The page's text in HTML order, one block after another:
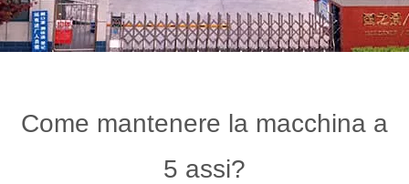
Come mantenere la macchina a
5 assi?